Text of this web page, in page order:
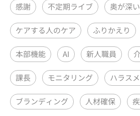
感謝 不定期ライブ 奥が深い
ケアする人のケア ふりかえり
本部機能 AI 新人職員
課長 モニタリング ハラス
ブランディング 人材確保